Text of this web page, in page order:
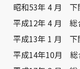
昭和53年 4 月 下
平成12年 4 月 総
平成13年 1 月 下
平成14年10月 総